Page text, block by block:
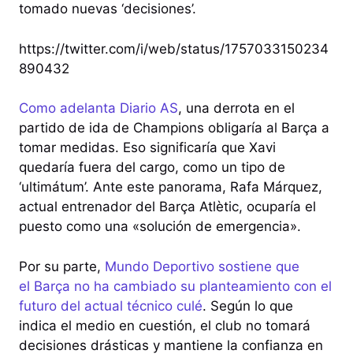
tomado nuevas ‘decisiones’.
https://twitter.com/i/web/status/1757033150234
890432
Como adelanta Diario AS, una derrota en el
partido de ida de Champions obligaría al Barça a
tomar medidas. Eso significaría que Xavi
quedaría fuera del cargo, como un tipo de
‘ultimátum’. Ante este panorama, Rafa Márquez,
actual entrenador del Barça Atlètic, ocuparía el
puesto como una «solución de emergencia».
Por su parte, Mundo Deportivo sostiene que
el Barça no ha cambiado su planteamiento con el
futuro del actual técnico culé. Según lo que
indica el medio en cuestión, el club no tomará
decisiones drásticas y mantiene la confianza en